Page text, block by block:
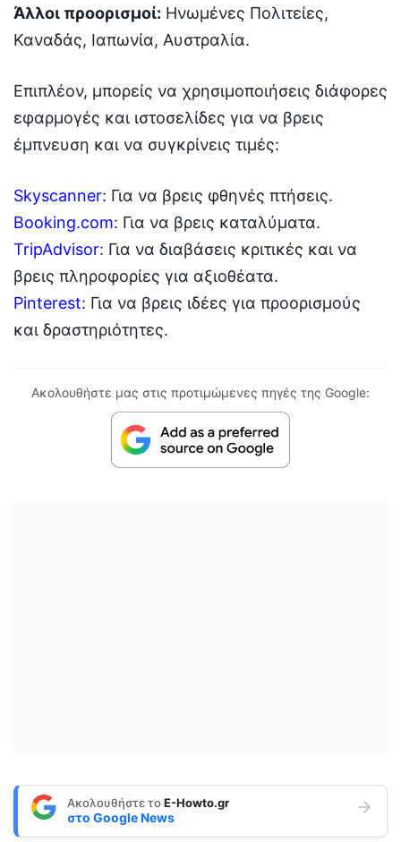
Άλλοι προορισμοί: Ηνωμένες Πολιτείες,
Καναδάς, Ιαπωνία, Αυστραλία.
Επιπλέον, μπορείς να χρησιμοποιήσεις διάφορες
εφαρμογές και ιστοσελίδες για να βρεις
έμπνευση και να συγκρίνεις τιμές:
Skyscanner: Για να βρεις φθηνές πτήσεις.
Booking.com: Για να βρεις καταλύματα.
TripAdvisor: Για να διαβάσεις κριτικές και να
βρεις πληροφορίες για αξιοθέατα.
Pinterest: Για να βρεις ιδέες για προορισμούς
και δραστηριότητες.
Ακολουθήστε μας στις προτιμώμενες πηγές της Google:
Ακολουθήστε τοE-Howto.gr
στο Google News